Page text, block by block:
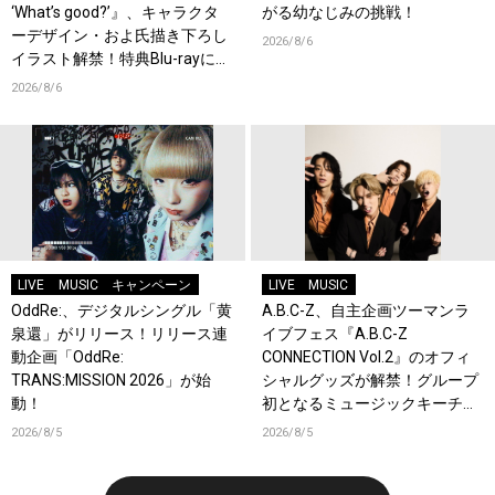
‘What’s good?’』、キャラクタ
ーデザイン・およ氏描き下ろし
イラスト解禁！特典Blu-rayには
『HAMAツアーズ全体会議』が
2026/8/6
がる幼なじみの挑戦！
2026/8/6
LIVE MUSIC キャンペーン
OddRe:、デジタルシングル「黄
泉還」がリリース！リリース連
動企画「OddRe:
TRANS:MISSION 2026」が始
動！
2026/8/5
LIVE MUSIC
A.B.C-Z、自主企画ツーマンラ
イブフェス『A.B.C-Z
CONNECTION Vol.2』のオフィ
シャルグッズが解禁！グループ
初となるミュージックキーチェ
ーンが登場！
2026/8/5